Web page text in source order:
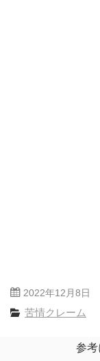
2022年12月8日
苦情クレーム
参考